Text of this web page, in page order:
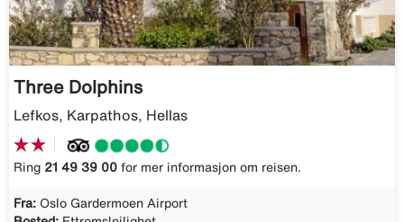
Three Dolphins
Lefkos, Karpathos, Hellas
Ring 21 49 39 00 for mer informasjon om reisen.
Fra: Oslo Gardermoen Airport